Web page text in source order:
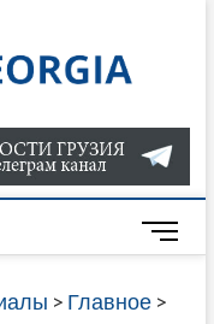
О
В
ГРУЗИИ
САЙТЕ
M
e
n
> Главное>